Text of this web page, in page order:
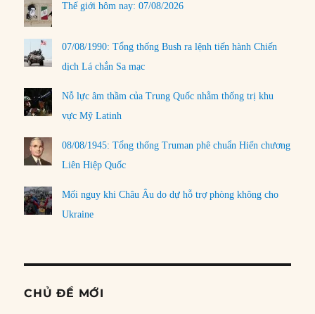
Thế giới hôm nay: 07/08/2026
07/08/1990: Tổng thống Bush ra lệnh tiến hành Chiến
dịch Lá chắn Sa mạc
Nỗ lực âm thầm của Trung Quốc nhằm thống trị khu
vực Mỹ Latinh
08/08/1945: Tổng thống Truman phê chuẩn Hiến chương
Liên Hiệp Quốc
Mối nguy khi Châu Âu do dự hỗ trợ phòng không cho
Ukraine
CHỦ ĐỀ MỚI